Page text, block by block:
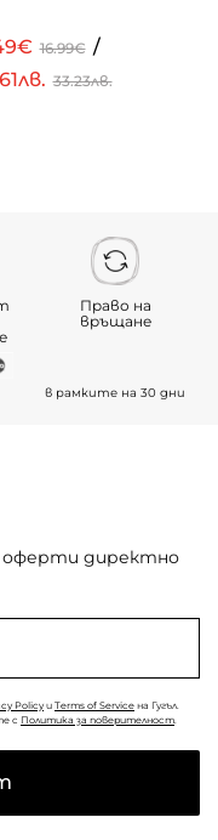
16.99€ /
33.23лв.
Право на
връщане
в рамките на 30 дни
оферти директно
Policyи Terms of Service на Гугъл.
с Политика за поверителност